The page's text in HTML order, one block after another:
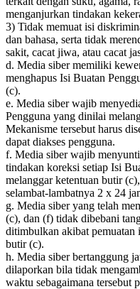
menganjurkan tindakan
3) Tidak memuat isi
dan bahasa, serta tidak
sakit, cacat jiwa, atau cacat
d. Media siber memiliki
menghapus Isi Buatan
(c).
e. Media siber wajib
Pengguna yang dinilai
Mekanisme tersebut harus
dapat diakses pengguna.
f. Media siber wajib
tindakan koreksi setiap Isi
melanggar ketentuan butir
selambat-lambatnya 2 x 24
g. Media siber yang telah
(c), dan (f) tidak dibebani
ditimbulkan akibat pemuatan
butir (c).
h. Media siber bertanggung
dilaporkan bila tidak
waktu sebagaimana tersebut